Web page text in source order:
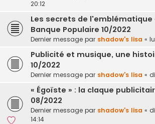
20:12
Les secrets de l'emblématique
Banque Populaire 10/2022
Dernier message par shadow's lisa «
Publicité et musique, une
10/2022
Dernier message par shadow's lisa «
« Égoïste » : la claque
08/2022
Dernier message par shadow's lisa «
14:14